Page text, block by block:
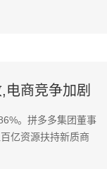
商竞争加剧
。拼多多集团董事
亿资源扶持新质商